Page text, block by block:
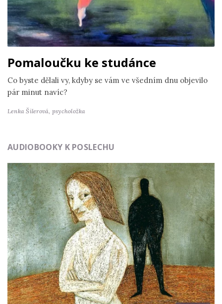
Pomaloučku ke studánce
Co byste dělali vy, kdyby se vám ve všedním dnu objevilo
pár minut navíc?
Lenka Šilerová, psycholožka
AUDIOBOOKY K POSLECHU